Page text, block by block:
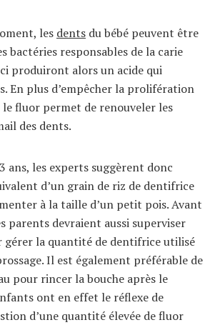
les dents du bébé peuvent être
bactéries responsables de la carie
produiront alors un acide qui
En plus d’empêcher la prolifération
le fluor permet de renouveler les
des dents.
3 ans, les experts suggèrent donc
d’un grain de riz de dentifrice
à la taille d’un petit pois. Avant
parents devraient aussi superviser
la quantité de dentifrice utilisé
Il est également préférable de
pour rincer la bouche après le
ont en effet le réflexe de
d’une quantité élevée de fluor